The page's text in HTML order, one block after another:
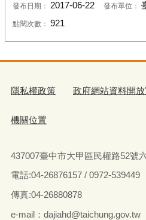
發布日期： 2017-06-22 發布單位：
點閱次數： 921
隱私權政策 政府網站資料開
機關位置
437007臺中市大甲區民權路52號
電話:04-26876157 / 0972-539449
傳真:04-26880878
e-mail：dajiahd@taichung.gov.tw